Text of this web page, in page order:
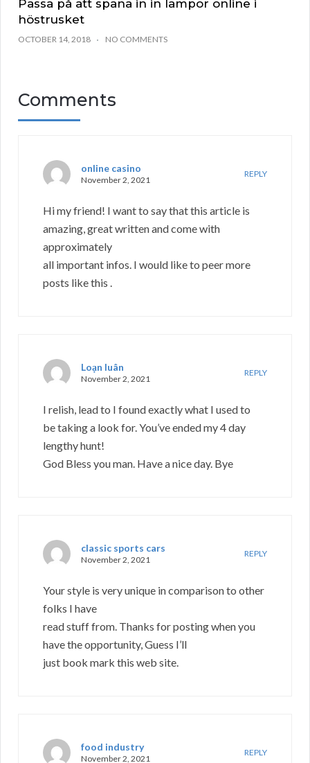
Passa på att spana in in lampor online i
höstrusket
OCTOBER 14, 2018 NO COMMENTS
Comments
online casino
November 2, 2021
REPLY
Hi my friend! I want to say that this article is
amazing, great written and come with
approximately
all important infos. I would like to peer more
posts like this .
Loạn luân
November 2, 2021
REPLY
I relish, lead to I found exactly what I used to
be taking a look for. You’ve ended my 4 day
lengthy hunt!
God Bless you man. Have a nice day. Bye
classic sports cars
November 2, 2021
REPLY
Your style is very unique in comparison to other
folks I have
read stuff from. Thanks for posting when you
have the opportunity, Guess I’ll
just book mark this web site.
food industry
November 2, 2021
REPLY